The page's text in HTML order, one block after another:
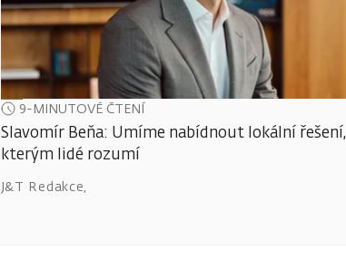
9-MINUTOVÉ ČTENÍ
Slavomír Beňa: Umíme nabídnout lokální řešení,
kterým lidé rozumí
J&T Redakce,